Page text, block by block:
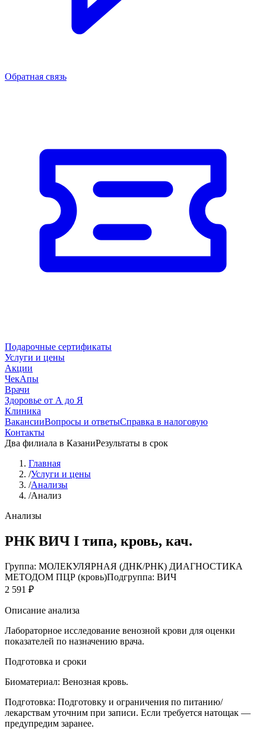
Обратная связь
Подарочные сертификаты
Услуги и цены
Акции
ЧекАпы
Врачи
Здоровье от А до Я
Клиника
ВакансииВопросы и ответыСправка в налоговую
Контакты
Два филиала в КазаниРезультаты в срок
Главная
/Услуги и цены
/Анализы
/Анализ
Анализы
РНК ВИЧ I типа, кровь, кач.
Группа: МОЛЕКУЛЯРНАЯ (ДНК/РНК) ДИАГНОСТИКА
МЕТОДОМ ПЦР (кровь)Подгруппа: ВИЧ
2 591 ₽
Описание анализа
Лабораторное исследование венозной крови для оценки
показателей по назначению врача.
Подготовка и сроки
Биоматериал: Венозная кровь.
Подготовка: Подготовку и ограничения по питанию/
лекарствам уточним при записи. Если требуется натощак —
предупредим заранее.